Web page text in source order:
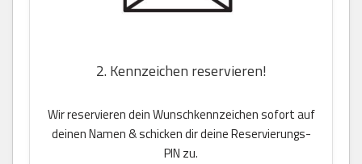
2. Kennzeichen reservieren!
Wir reservieren dein Wunschkennzeichen sofort auf
deinen Namen & schicken dir deine Reservierungs-
PIN zu.